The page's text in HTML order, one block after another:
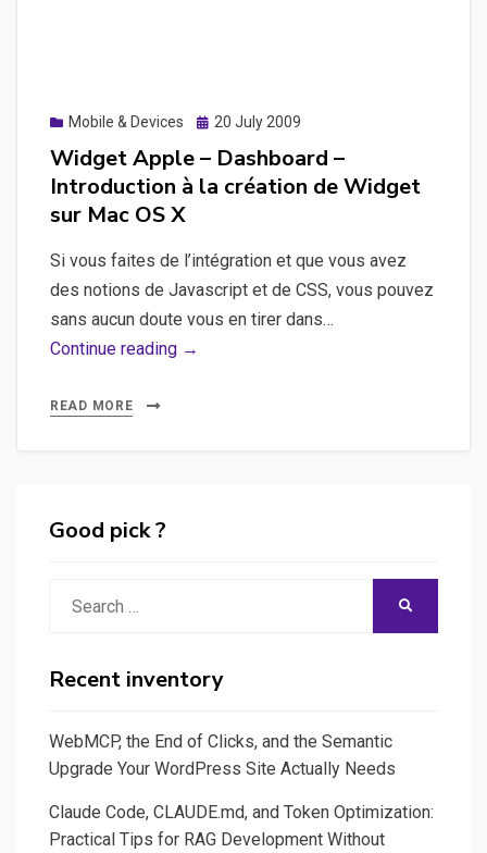
Mobile & Devices
Posted
20 July 2009
Widget Apple – Dashboard –
Introduction à la création de Widget
sur Mac OS X
Si vous faites de l’intégration et que vous avez
des notions de Javascript et de CSS, vous pouvez
sans aucun doute vous en tirer dans…
Continue reading →
sur
OS
X
READ MORE
Good pick ?
Recent inventory
WebMCP, the End of Clicks, and the Semantic
Upgrade Your WordPress Site Actually Needs
Claude Code, CLAUDE.md, and Token Optimization:
Practical Tips for RAG Development Without